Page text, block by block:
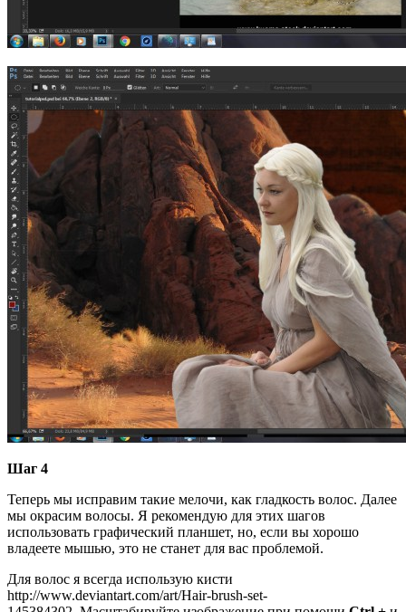
Шаг 4
Теперь мы исправим такие мелочи, как гладкость волос. Далее
мы окрасим волосы. Я рекомендую для этих шагов
использовать графический планшет, но, если вы хорошо
владеете мышью, это не станет для вас проблемой.
Для волос я всегда использую кисти
http://www.deviantart.com/art/Hair-brush-set-